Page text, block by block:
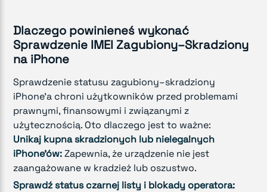
Dlaczego powinieneś wykonać
Sprawdzenie IMEI Zagubiony–Skradziony
na iPhone
Sprawdzenie statusu zagubiony–skradziony
iPhone'a chroni użytkowników przed problemami
prawnymi, finansowymi i związanymi z
użytecznością. Oto dlaczego jest to ważne:
Unikaj kupna skradzionych lub nielegalnych
iPhone'ów:Zapewnia, że urządzenie nie jest
zaangażowane w kradzież lub oszustwo.
Sprawdź status czarnej listy i blokady operatora: